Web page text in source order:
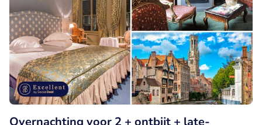
Overnachting voor 2 + ontbijt + late-